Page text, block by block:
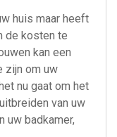
huis maar heeft
de kosten te
kan een
zijn om uw
nu gaat om het
van uw
uw badkamer,